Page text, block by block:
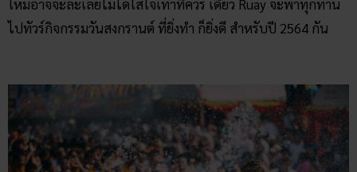
ใหม่อาจจะละเลยไม่ได้ใส่ใจเท่าที่ควร เดี๋ยว Ruay จะพาทุกท่าน
ไปทัวร์กิจกรรมวันสงกรานต์ ที่ยิ่งทำ ก็ยิ่งดี สำหรับปี 2564 กัน